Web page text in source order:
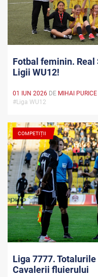
Fotbal feminin. Real
Ligii WU12!
01 IUN 2026 DE MIHAI PURICE
#Liga WU12
COMPETIȚII
Liga 7777.
Cavalerii fluierului